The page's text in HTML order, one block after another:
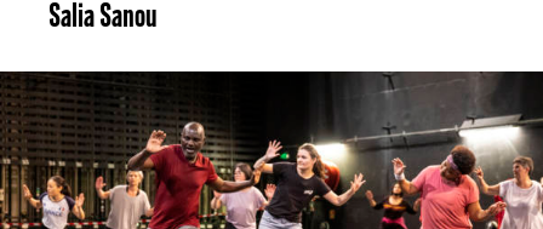
Salia Sanou